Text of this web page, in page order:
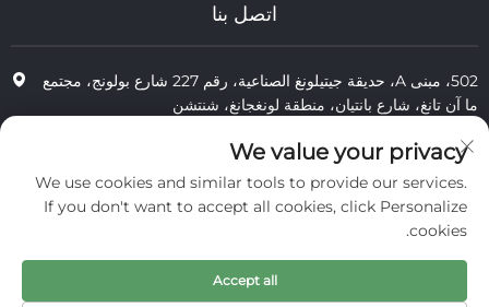
اتصل بنا
502، مبنى A، حديقة جيتيلونغ الصناعية، رقم 227 شارع بولونج، مجتمع
ما آن تانغ، شارع بانتيان، منطقة لونغجانغ، شنتشن
+86-13823773549
الخصوصية
We value your privacy
We use cookies and similar tools to provide our services.
If you don't want to accept all cookies, click Personalize
cookies.
Accept all